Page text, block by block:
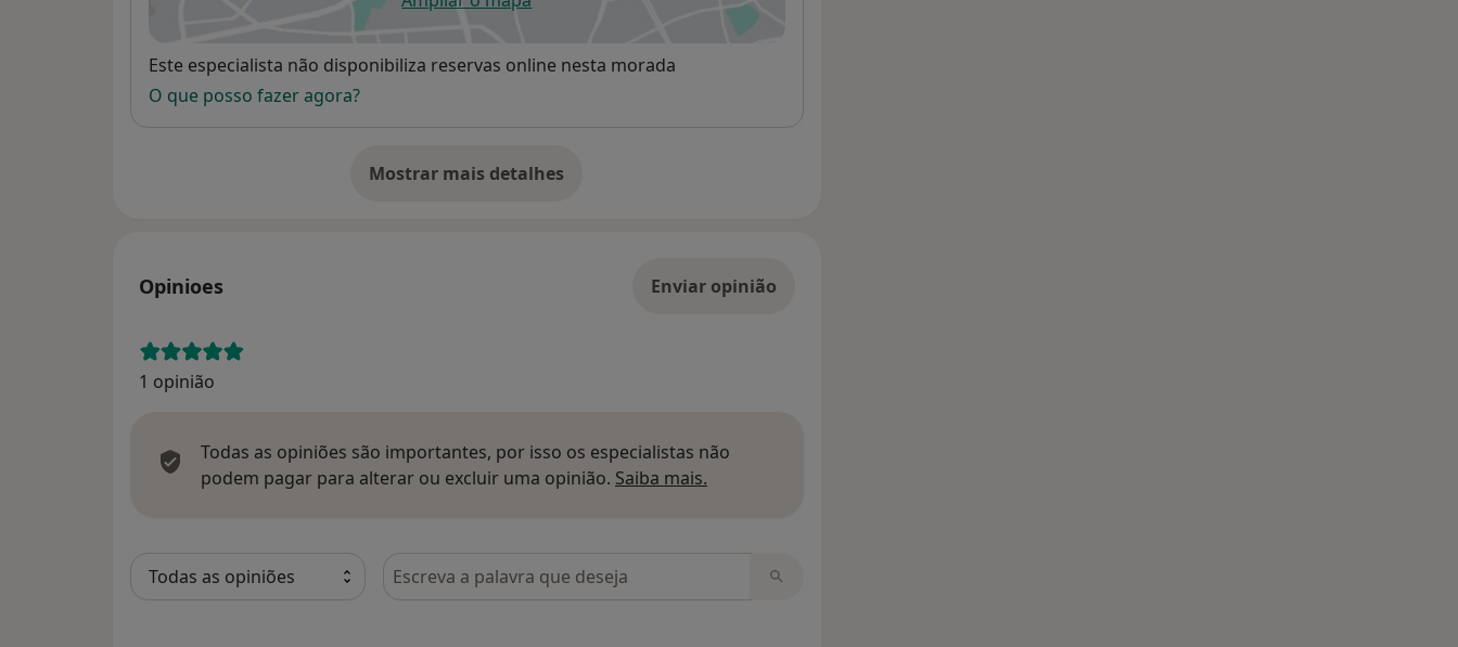
abre num novo separador
Disponibilidade
Este especialista não disponibiliza reservas online nesta morada
O que posso fazer agora?
Mostrar mais detalhes
sobre o endereço
Opinioes Enviar opinião
1 opinião
Todas as opiniões são importantes, por isso os especialistas não
podem pagar para alterar ou excluir uma opinião. Saiba mais.
Pesquisar em opiniões